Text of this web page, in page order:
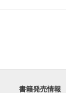
生…
ズラ？ 書籍発売情報